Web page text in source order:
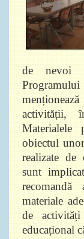
de nevoi
activității,
obiectul
realizate de
sunt
materiale
de
educațional